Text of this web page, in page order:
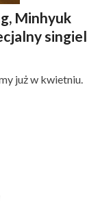
Minhyuk
singiel
już w kwietniu.